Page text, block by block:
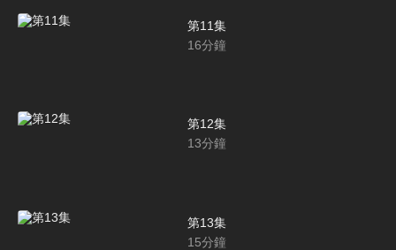
第11集
16分鐘
第12集
13分鐘
第13集
15分鐘